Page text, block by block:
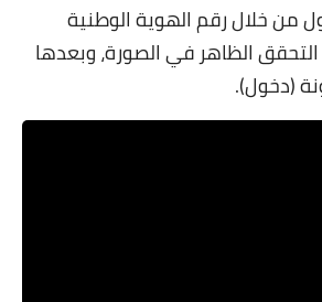
من خلال رقم الهوية الوطنية
الظاهر في الصورة، وبعدها
(دخول).